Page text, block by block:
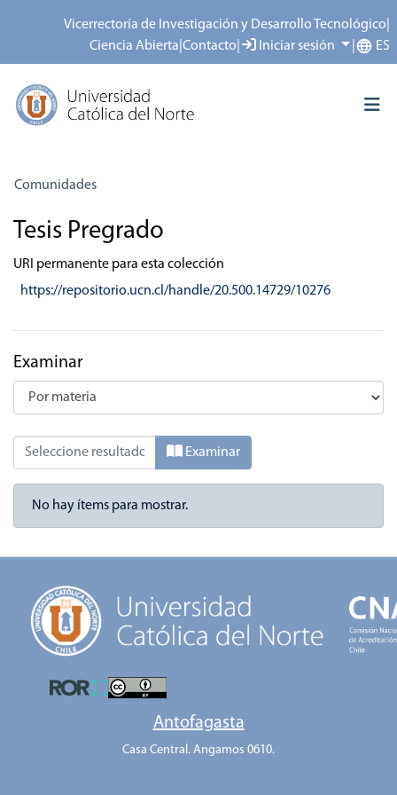
Vicerrectoría de Investigación y Desarrollo Tecnológico
Ciencia Abierta |Contacto Iniciar sesión ES
Comunidades
Todo el repositorio
Depósito
Acerca del repositorio
Examinar por materia
Tesis Pregrado
URI permanente para esta colección
https://repositorio.ucn.cl/handle/20.500.14729/10276
Examinar
Examinando Tesis Pregrado por Materia
Examinar
No hay ítems para mostrar.
Antofagasta
Casa Central. Angamos 0610.